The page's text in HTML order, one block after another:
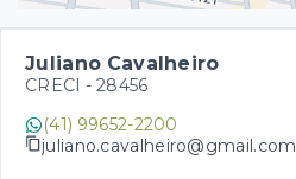
Juliano Cavalheiro
CRECI - 28456
(41) 99652-2200
juliano.cavalheiro@gmail.com